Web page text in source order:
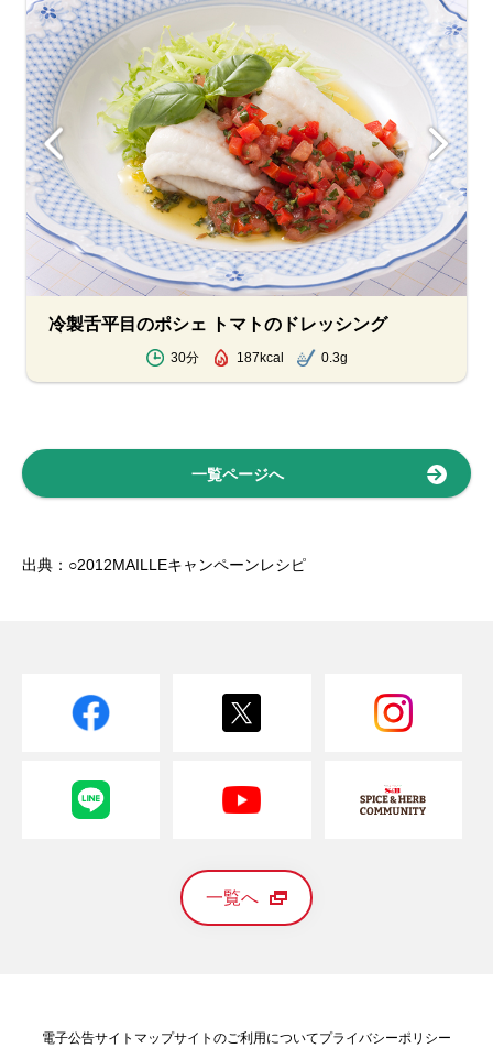
冷製舌平目のポシェ トマトのドレッシング
30分 187kcal 0.3g
一覧ページへ
出典：○2012MAILLEキャンペーンレシピ
一覧へ
電子公告サイトマップサイトのご利用についてプライバシーポリシー